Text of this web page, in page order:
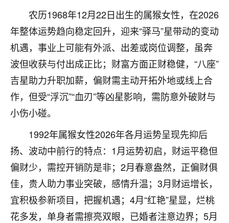
农历1968年12月22日出生的属猴女性，在2026
年整体运势趋向稳定回升，迎来“驿马”星带动的变动
机遇，事业上可能有外派、出差或岗位调整，虽奔
波但收获与付出成正比；财富方面正财稳健，“八座”
吉星助力升职加薪，偏财需主动开拓外地或线上合
作，但受“浮沉”“血刃”等凶星影响，需防意外破财与
小伤小碰。
1992年属猴女性2026年各月运势呈现先抑后
扬、波动中前行的特点：1月运势初启，财运平稳但
偏财少，需控开销防是非；2月春意盎然，正偏财俱
佳，贵人助力事业突破，感情升温；3月财运增长，
宜积极参新项目，把握机遇；4月“红艳”星显，烂桃
花多发，单身者需擦亮双眼，已婚者注意边界；5月
1天前 来自江西 12
青春168
我也想要，我也想要！
2天前 来自山西 15
Jessica李
老师做不做超度法事？我想给我奶奶做超度，她今年
刚去世了。
七零老顽童：我母亲前年离世，刚开始我经常
做梦梦见她，后来也是朋友介绍，找到慧来老
师，安排了超度法事，做梦再也没有梦到过
了，一开始是半信半疑的，图个心安，给亡母
超度，现在看来，人不信也不行。
2天前 来自云南 11